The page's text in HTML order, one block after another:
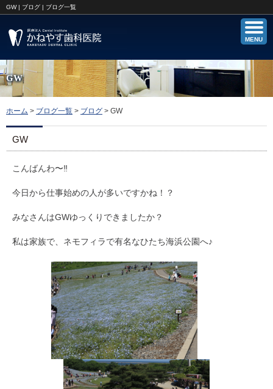
GW | ブログ | ブログ一覧
MENU
GW
ホーム > ブログ一覧 > ブログ > GW
GW
こんばんわ〜‼︎
今日から仕事始めの人が多いですかね！？
みなさんはGWゆっくりできましたか？
私は家族で、ネモフィラで有名なひたち海浜公園へ♪